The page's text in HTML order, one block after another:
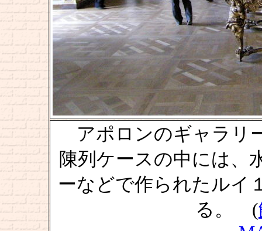
アポロンのギャラリ
陳列ケースの中には、
ーなどで作られたルイ
る。 (